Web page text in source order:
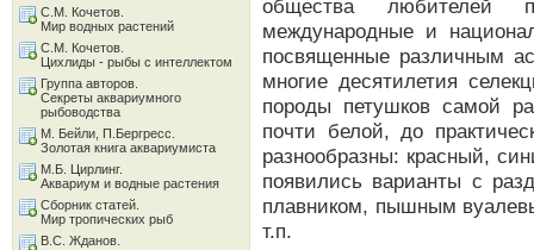
общества любителей
международные и
посвященные различным
многие десятилетия
породы петушков самой
почти белой, до
разнообразны: красный,
появились варианты с
плавником, пышным
т.п.
С.М. Кочетов.
Мир водных растений
С.М. Кочетов.
Цихлиды - рыбы с интеллектом
Группа авторов.
Секреты аквариумного
рыбоводства
М. Бейли, П.Бергресс.
Золотая книга аквариумиста
М.Б. Цирлинг.
Аквариум и водные растения
Сборник статей.
Мир тропических рыб
В.С. Жданов.